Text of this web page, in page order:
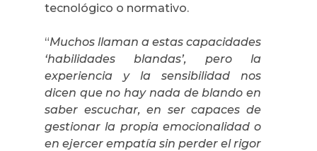
tecnológico o normativo.
“Muchos llaman a estas capacidades
‘habilidades blandas’, pero la
experiencia y la sensibilidad nos
dicen que no hay nada de blando en
saber escuchar, en ser capaces de
gestionar la propia emocionalidad o
en ejercer empatía sin perder el rigor